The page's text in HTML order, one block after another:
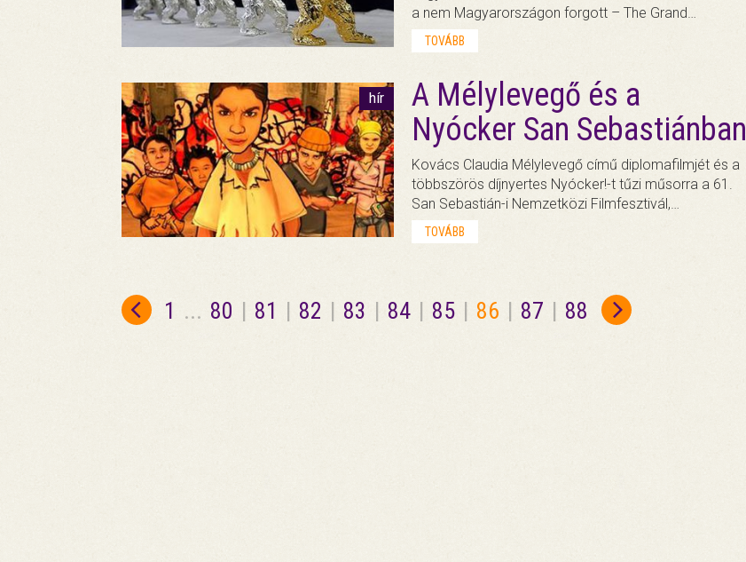
a nem Magyarországon forgott – The Grand…
TOVÁBB
hír
A Mélylevegő és a
Nyócker San Sebastiánban
Kovács Claudia Mélylevegő című diplomafilmjét és a
többszörös díjnyertes Nyócker!-t tűzi műsorra a 61.
San Sebastián-i Nemzetközi Filmfesztivál,…
TOVÁBB
1 ... 80 | 81 | 82 | 83 | 84 | 85 | 86 | 87 | 88